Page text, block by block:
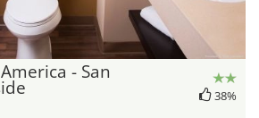
- San
38%